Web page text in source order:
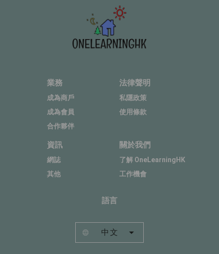
業務
成為商戶
成為會員
合作夥伴
法律聲明
私隱政策
使用條款
資訊
網誌
其他
關於我們
了解 OneLearningHK
工作機會
語言
中文